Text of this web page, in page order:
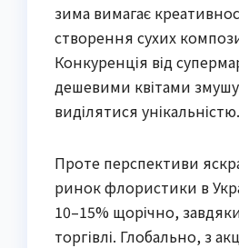
зима вимагає
створення сухих
Конкуренція від
дешевими квітами
виділятися унікальністю.
Проте перспективи
ринок флористики в
10–15% щорічно,
торгівлі. Глобально, з